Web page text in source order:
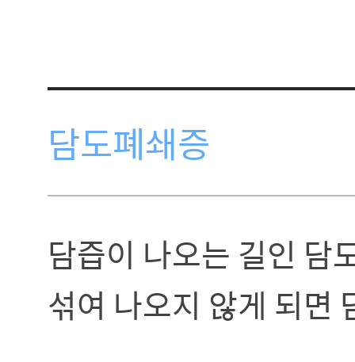
담도폐쇄증
담즙이 나오는 길인 담
섞여 나오지 않게 되면